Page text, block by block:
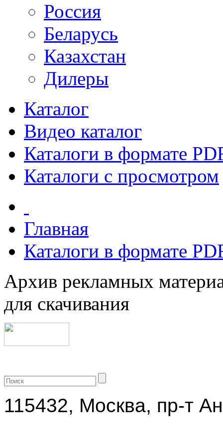
Россия
Беларусь
Казахстан
Дилеры
Каталог
Видео каталог
Каталоги в формате
Каталоги с просмотром
Главная
Каталоги в формате
Архив рекламных
для скачивания
115432, Москва, пр-т